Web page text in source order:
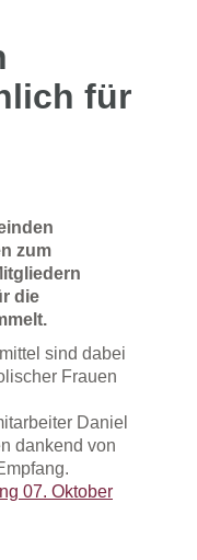
für
zum
die
sind dabei
Frauen
Daniel
dankend von
07. Oktober